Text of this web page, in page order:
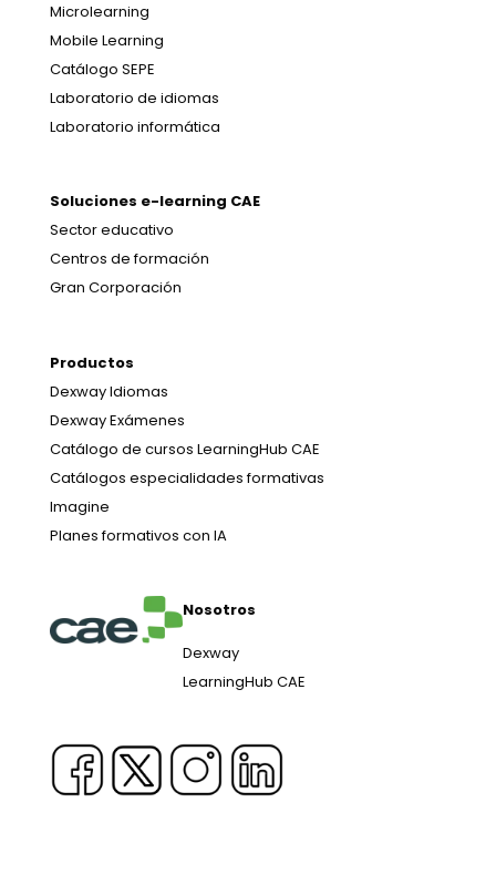
Microlearning
Mobile Learning
Catálogo SEPE
Laboratorio de idiomas
Laboratorio informática
Soluciones e-learning CAE
Sector educativo
Centros de formación
Gran Corporación
Productos
Dexway Idiomas
Dexway Exámenes
Catálogo de cursos LearningHub CAE
Catálogos especialidades formativas
Imagine
Planes formativos con IA
Nosotros
Dexway
LearningHub CAE